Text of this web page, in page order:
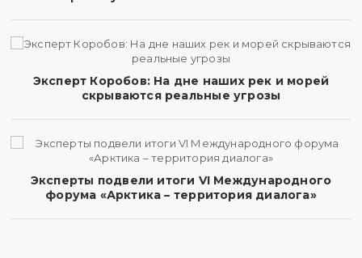
Эксперт Коробов: На дне наших рек и морей
скрываются реальные угрозы
Эксперты подвели итоги VI Международного
форума «Арктика – территория диалога»